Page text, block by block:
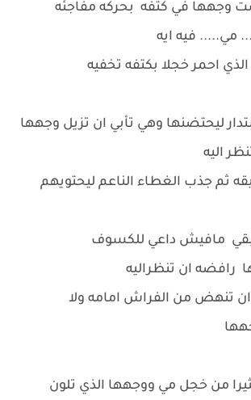
في كتفه بحركه مفاجئه
فيه ايه
احمر خجلا بكتفه تخفيه
ليحتضنها وهي تأبي ان تزيل وجهها
اليه
ثم جذب الغطاء الناعم ليحتويهم
مافيش داعي للكسوف
رافضه ان تنظراليه
تنهض من الفراش امامه ولا
من خجل مي ووجهها الذي تلون